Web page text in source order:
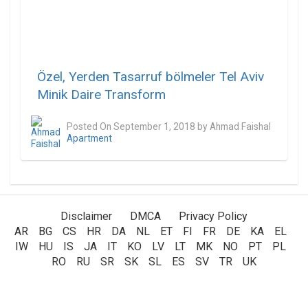
Özel, Yerden Tasarruf bölmeler Tel Aviv
Minik Daire Transform
Posted On September 1, 2018 by Ahmad Faishal
Apartment
Disclaimer DMCA
Privacy Policy
AR
BG/ CS HR DA/ NL/ ET/ FI FR DE/ KA/ EL/
IW/ HU/ IS JA/ IT/ KO LV/ LT/ MK/ NO PT/ PL/
RO
RU SR SK SL ES SV TR UK